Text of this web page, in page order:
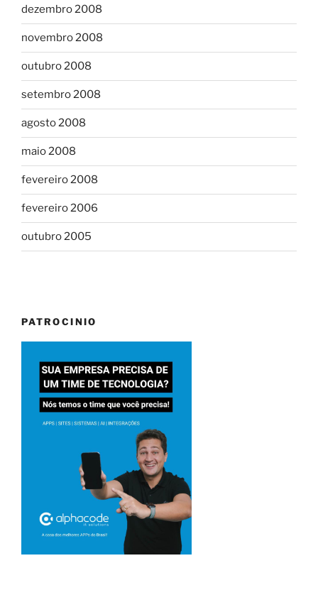
dezembro 2008
novembro 2008
outubro 2008
setembro 2008
agosto 2008
maio 2008
fevereiro 2008
fevereiro 2006
outubro 2005
PATROCINIO